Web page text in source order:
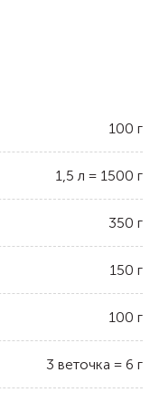
100 г
1,5 л = 1500 г
350 г
150 г
100 г
3 веточка = 6 г